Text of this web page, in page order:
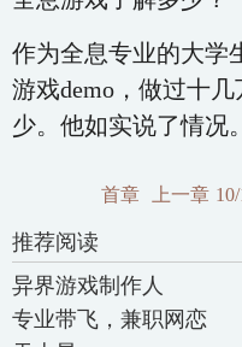
作为全息专业的大学
游戏demo，做过十
少。他如实说了情况。
首章 上一章
推荐阅读
异界游戏制作人
专业带飞，兼职网恋